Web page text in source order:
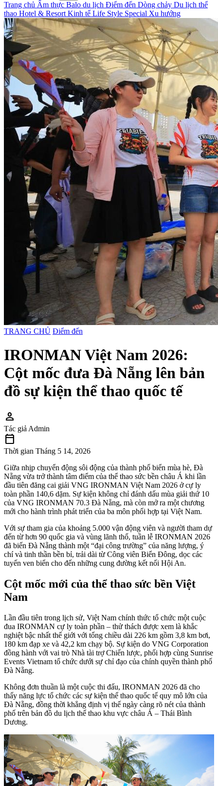
Trang chủ Ẩm thực Balo du lịch Điểm đến Dòng chảy Du lịch thể
thao Hotel & Resort Kinh tế Life Style Special Xu hướng
TRANG CHỦ Điểm đến
IRONMAN Việt Nam 2026:
Cột mốc đưa Đà Nẵng lên bản
đồ sự kiện thể thao quốc tế
person
Tác giả Admin
calendar_today
Thời gian Tháng 5 14, 2026
Giữa nhịp chuyển động sôi động của thành phố biển mùa hè, Đà
Nẵng vừa trở thành tâm điểm của thể thao sức bền châu Á khi lần
đầu tiên đăng cai giải VNG IRONMAN Việt Nam 2026 ở cự ly
toàn phần 140,6 dặm. Sự kiện không chỉ đánh dấu mùa giải thứ 10
của VNG IRONMAN 70.3 Đà Nẵng, mà còn mở ra một chương
mới cho hành trình phát triển của ba môn phối hợp tại Việt Nam.
Với sự tham gia của khoảng 5.000 vận động viên và người tham dự
đến từ hơn 90 quốc gia và vùng lãnh thổ, tuần lễ IRONMAN 2026
đã biến Đà Nẵng thành một “đại công trường” của năng lượng, ý
chí và tinh thần bền bỉ, trải dài từ Công viên Biển Đông, dọc các
tuyến ven biển cho đến những cung đường kết nối Hội An.
Cột mốc mới của thể thao sức bền Việt
Nam
Lần đầu tiên trong lịch sử, Việt Nam chính thức tổ chức một cuộc
đua IRONMAN cự ly toàn phần – thử thách được xem là khắc
nghiệt bậc nhất thế giới với tổng chiều dài 226 km gồm 3,8 km bơi,
180 km đạp xe và 42,2 km chạy bộ. Sự kiện do VNG Corporation
đồng hành với vai trò Nhà tài trợ Chiến lược, phối hợp cùng Sunrise
Events Vietnam tổ chức dưới sự chỉ đạo của chính quyền thành phố
Đà Nẵng.
Không đơn thuần là một cuộc thi đấu, IRONMAN 2026 đã cho
thấy năng lực tổ chức các sự kiện thể thao quốc tế quy mô lớn của
Đà Nẵng, đồng thời khẳng định vị thế ngày càng rõ nét của thành
phố trên bản đồ du lịch thể thao khu vực châu Á – Thái Bình
Dương.